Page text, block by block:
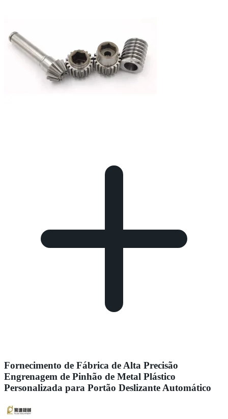
Fornecimento de Fábrica de Alta Precisão
Engrenagem de Pinhão de Metal Plástico
Personalizada para Portão Deslizante Automático